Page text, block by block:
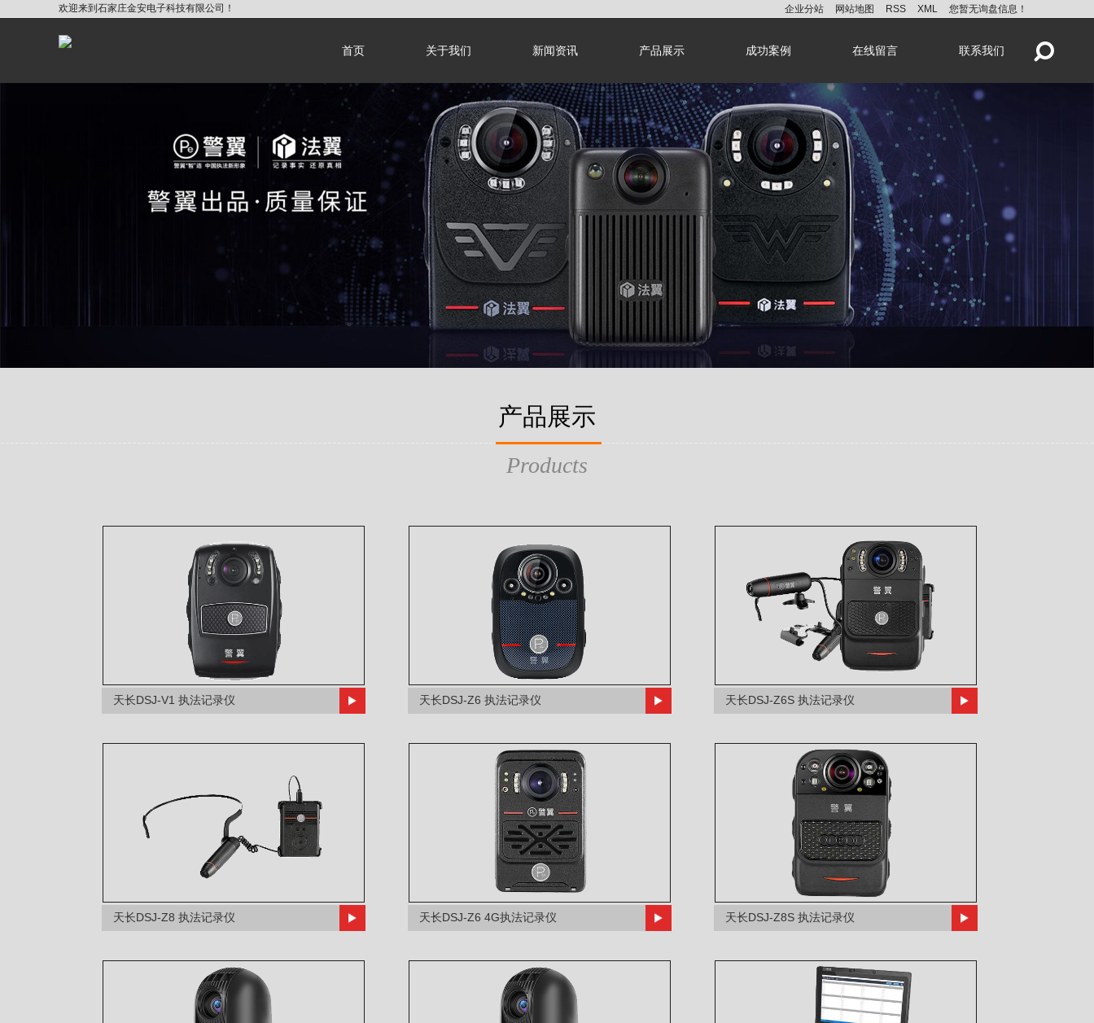
欢迎来到石家庄金安电子科技有限公司！ 企业分站 网站地图 RSS XML 您暂无询盘信息！
首页 关于我们 新闻资讯 产品展示 成功案例 在线留言 联系我们
产品展示
Products
天长DSJ-V1 执法记录仪 天长DSJ-Z6 执法记录仪 天长DSJ-Z6S 执法记录仪
天长DSJ-Z8 执法记录仪 天长DSJ-Z6 4G执法记录仪 天长DSJ-Z8S 执法记录仪